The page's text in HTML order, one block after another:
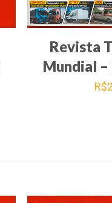
Revista
Mundial –
R$